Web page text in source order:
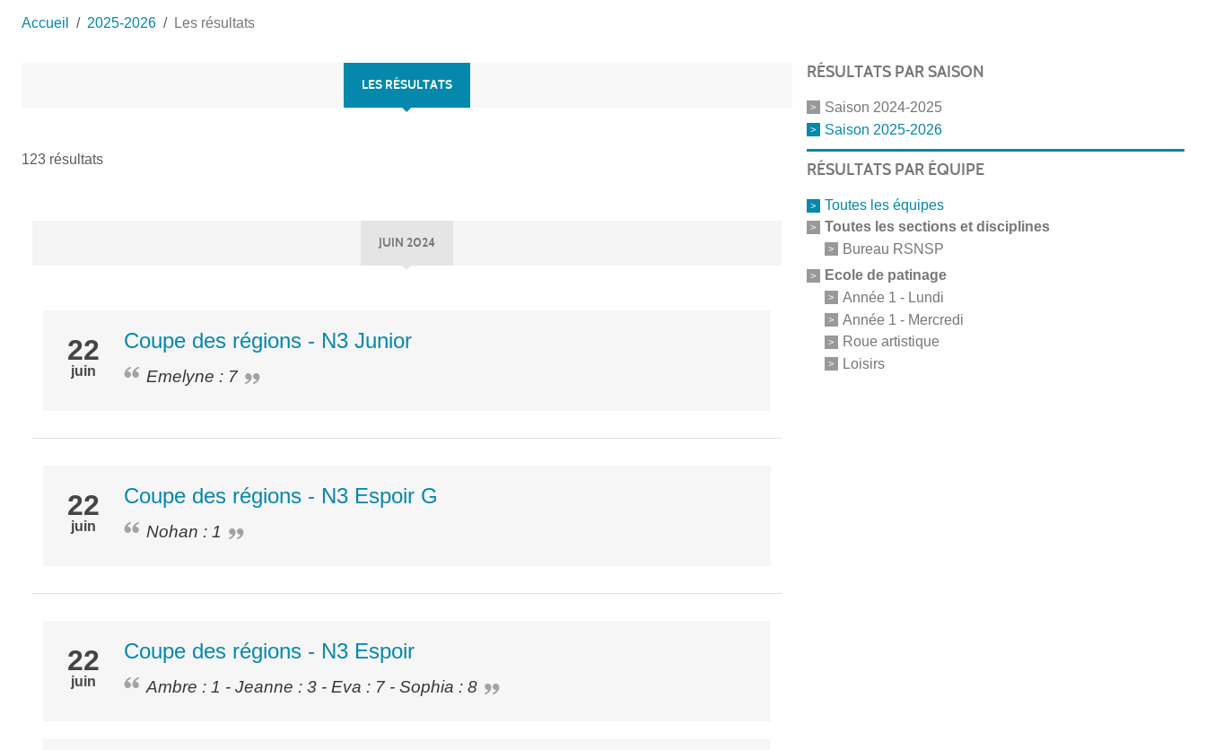
Accueil 2025-2026 Les résultats
LES RÉSULTATS
123 résultats
JUIN 2024
22
juin
Coupe des régions - N3 Junior
Emelyne : 7
22
juin
Coupe des régions - N3 Espoir G
Nohan : 1
22
juin
Coupe des régions - N3 Espoir
Ambre : 1 - Jeanne : 3 - Eva : 7 - Sophia : 8
RÉSULTATS PAR SAISON
Saison 2024-2025
Saison 2025-2026
RÉSULTATS PAR ÉQUIPE
Toutes les équipes
Toutes les sections et disciplines
Bureau RSNSP
Ecole de patinage
Année 1 - Lundi
Année 1 - Mercredi
Roue artistique
Loisirs